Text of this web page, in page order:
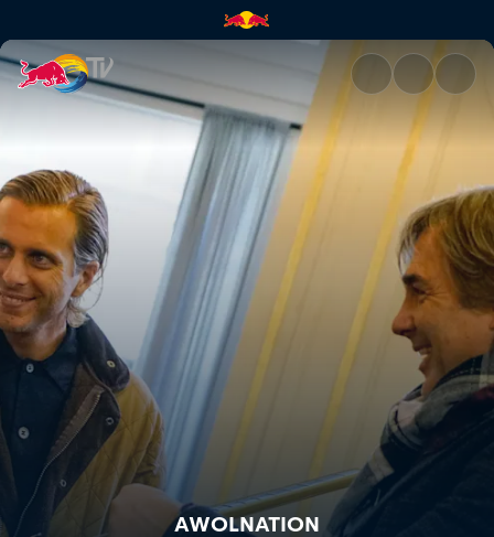
AWOLNATION | Red Bull TV
AWOLNATION